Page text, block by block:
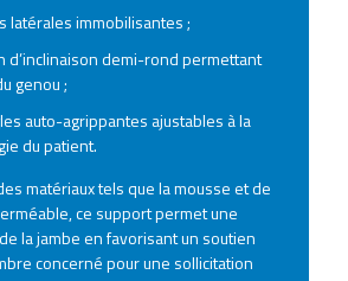
latérales immobilisantes ;
d’inclinaison demi-rond permettant
genou ;
auto-agrippantes ajustables à la
du patient.
matériaux tels que la mousse et de
ce support permet une
la jambe en favorisant un soutien
concerné pour une sollicitation